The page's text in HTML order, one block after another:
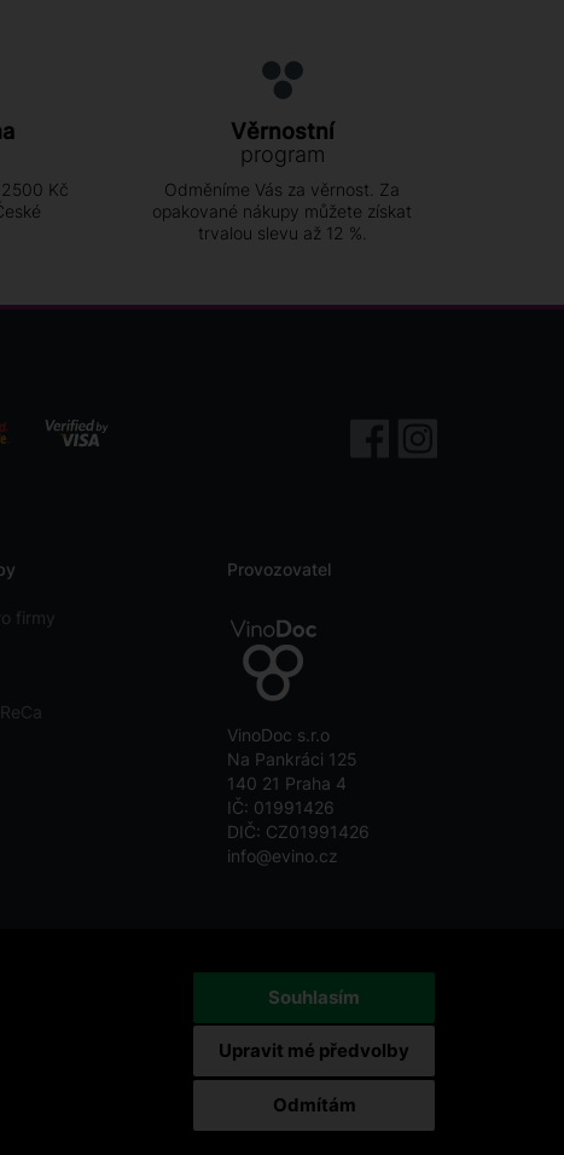
Souhlasím
Odmítám
Upravit mé předvolby
Kč
Věrnostní
program
Odměníme Vás za věrnost. Za
opakované nákupy můžete získat
trvalou slevu až 12 %.
firmy
Provozovatel
VinoDoc s.r.o
Na Pankráci 125
140 21 Praha 4
IČ: 01991426
DIČ: CZ01991426
info@evino.cz
Privacy Policyand